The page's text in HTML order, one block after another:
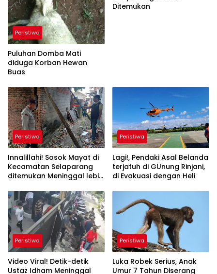
Peristiwa
Puluhan Domba Mati
diduga Korban Hewan
Buas
Ditemukan
Peristiwa
Innalillahi! Sosok Mayat di
Kecamatan Selaparang
ditemukan Meninggal lebih
Peristiwa
Lagi!, Pendaki Asal Belanda
terjatuh di GUnung Rinjani,
di Evakuasi dengan Heli
Peristiwa
Video Viral! Detik-detik
Ustaz Idham Meninggal
Peristiwa
Luka Robek Serius, Anak
Umur 7 Tahun Diserang